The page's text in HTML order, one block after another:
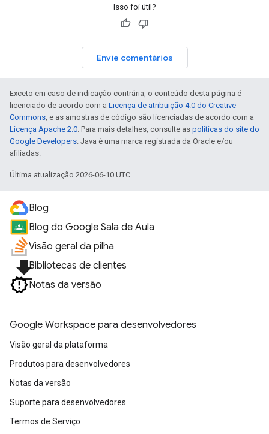
Isso foi útil?
Envie comentários
Exceto em caso de indicação contrária, o conteúdo desta página é
licenciado de acordo com a Licença de atribuição 4.0 do Creative
Commons, e as amostras de código são licenciadas de acordo com a
Licença Apache 2.0. Para mais detalhes, consulte as políticas do site do
Google Developers. Java é uma marca registrada da Oracle e/ou
afiliadas.
Última atualização 2026-06-10 UTC.
Blog
Blog do Google Sala de Aula
Visão geral da pilha
file_downloadBibliotecas de clientes
Notas da versão
Google Workspace para desenvolvedores
Visão geral da plataforma
Produtos para desenvolvedores
Notas da versão
Suporte para desenvolvedores
Termos de Serviço